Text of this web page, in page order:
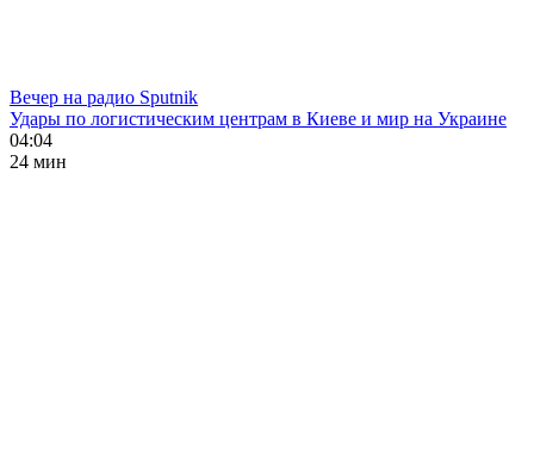
Вечер на радио Sputnik
Удары по логистическим центрам в Киеве и мир на Украине
04:04
24 мин